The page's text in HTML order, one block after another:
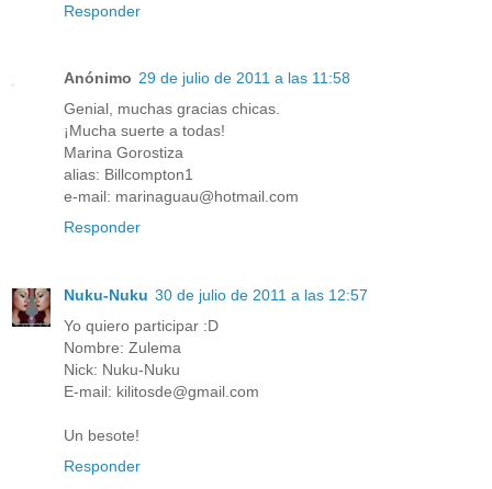
Responder
Anónimo 29 de julio de 2011 a las 11:58
Genial, muchas gracias chicas.
¡Mucha suerte a todas!
Marina Gorostiza
alias: Billcompton1
e-mail: marinaguau@hotmail.com
Responder
Nuku-Nuku 30 de julio de 2011 a las 12:57
Yo quiero participar :D
Nombre: Zulema
Nick: Nuku-Nuku
E-mail: kilitosde@gmail.com
Un besote!
Responder